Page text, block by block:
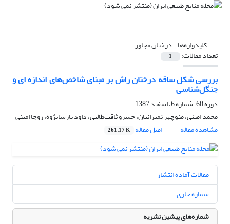
کلیدواژه‌ها =درختان مجاور
تعداد مقالات: 1
بررسی شکل ساقه درختان راش بر مبنای شاخص‌های اندازه ای و
جنگل‌شناسی
دوره 60، شماره 6، اسفند 1387
محمد امینی، منوچهر نمیرانیان، خسرو ثاقب‌طالبی، داود پارساپژوه، روجا امینی
مشاهده مقاله
اصل مقاله 261.17 K
مقالات آماده انتشار
شماره جاری
شماره‌های پیشین نشریه